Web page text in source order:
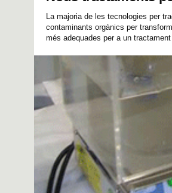
La majoria de les tecnologies per
contaminants orgànics per
més adequades per a un